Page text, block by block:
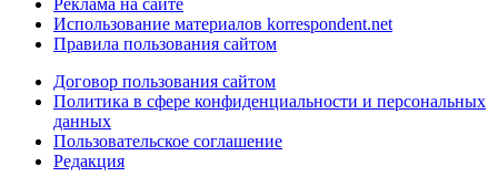
Использование материалов korrespondent.net
Правила пользования сайтом
Договор пользования сайтом
Политика в сфере конфиденциальности и персональных
данных
Пользовательское соглашение
Редакция